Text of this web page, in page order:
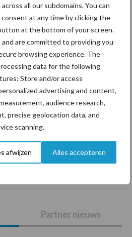
all our subdomains. You can
at any time by clicking the
at the bottom of your screen.
are committed to providing you
browsing experience. The
data for the following
Store and/or access
advertising and content,
audience research,
precise geolocation data, and
scanning.
afwijzen Alles accepteren
Partner nieuws
Bemesting Fokkerij
Hittestress
meer